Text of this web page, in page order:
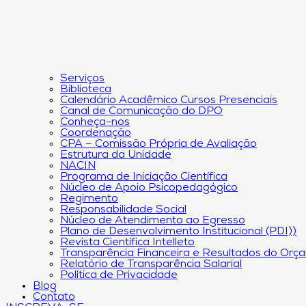
Serviços
Biblioteca
Calendário Acadêmico Cursos Presenciais
Canal de Comunicação do DPO
Conheça-nos
Coordenação
CPA – Comissão Própria de Avaliação
Estrutura da Unidade
NACIN
Programa de Iniciação Científica
Núcleo de Apoio Psicopedagógico
Regimento
Responsabilidade Social
Núcleo de Atendimento ao Egresso
Plano de Desenvolvimento Institucional (PDI))
Revista Científica Intelleto
Transparência Financeira e Resultados do
Relatório de Transparência Salarial
Política de Privacidade
Blog
Contato